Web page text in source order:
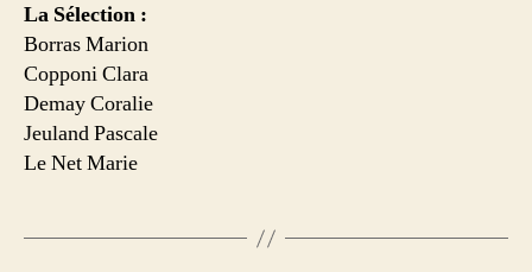
La Sélection :
Borras Marion
Copponi Clara
Demay Coralie
Jeuland Pascale
Le Net Marie